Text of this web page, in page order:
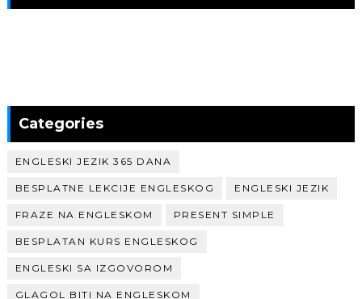
Categories
ENGLESKI JEZIK 365 DANA
BESPLATNE LEKCIJE ENGLESKOG ENGLESKI JEZIK
FRAZE NA ENGLESKOM PRESENT SIMPLE
BESPLATAN KURS ENGLESKOG
ENGLESKI SA IZGOVOROM
GLAGOL BITI NA ENGLESKOM